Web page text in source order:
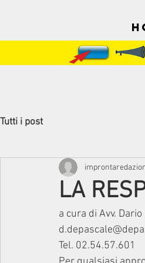
Tutti i post
LA
a cura di Avv.
Tel. 02.54.57.601